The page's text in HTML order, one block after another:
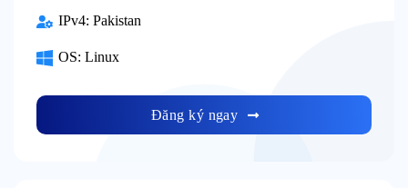
IPv4: Pakistan
OS: Linux
Đăng ký ngay